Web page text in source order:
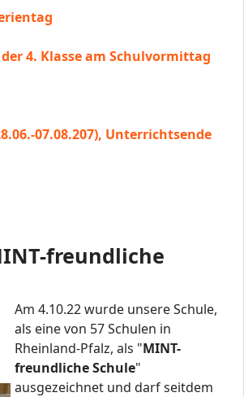
4. Klasse am Schulvormittag
07.08.207), Unterrichtsende
freundliche
Am 4.10.22 wurde unsere Schule,
als eine von 57 Schulen in
Rheinland-Pfalz, als "MINT-
freundliche Schule"
ausgezeichnet und darf seitdem